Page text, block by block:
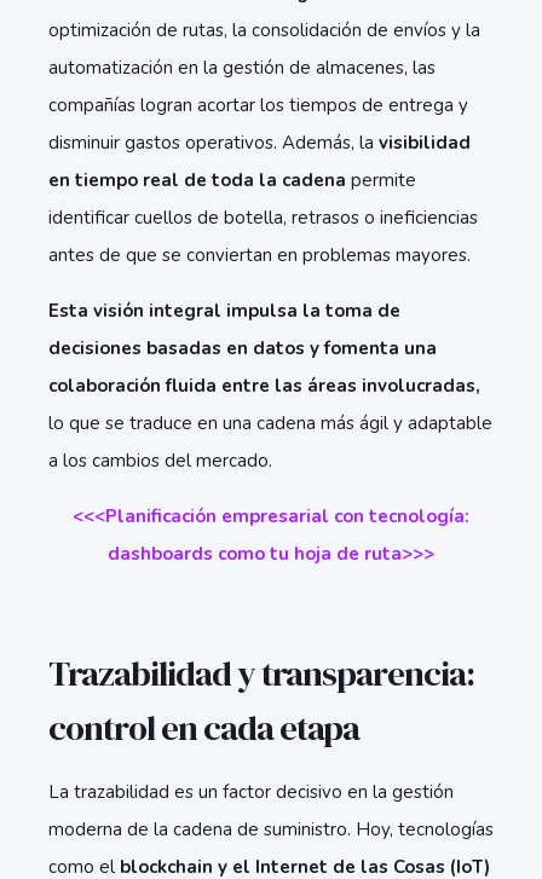
optimización de rutas, la consolidación de envíos y la
automatización en la gestión de almacenes, las
compañías logran acortar los tiempos de entrega y
disminuir gastos operativos. Además, la visibilidad
en tiempo real de toda la cadena permite
identificar cuellos de botella, retrasos o ineficiencias
antes de que se conviertan en problemas mayores.
Esta visión integral impulsa la toma de
decisiones basadas en datos y fomenta una
colaboración fluida entre las áreas involucradas,
lo que se traduce en una cadena más ágil y adaptable
a los cambios del mercado.
<<<Planificación empresarial con tecnología:
dashboards como tu hoja de ruta>>>
Trazabilidad y transparencia:
control en cada etapa
La trazabilidad es un factor decisivo en la gestión
moderna de la cadena de suministro. Hoy, tecnologías
como el blockchain y el Internet de las Cosas (IoT)